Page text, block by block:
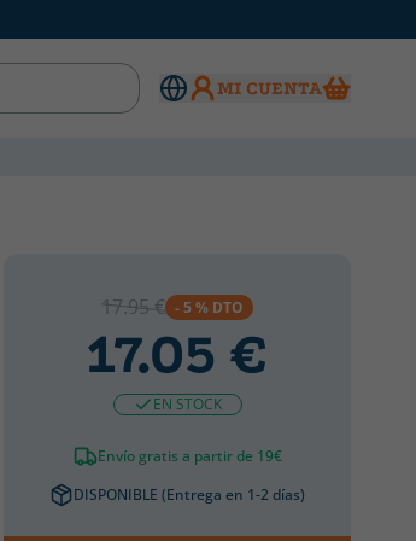
MI CUENTA
17.95 € - 5 % DTO
17.05 €
EN STOCK
Envío gratis a partir de 19€
DISPONIBLE (Entrega en 1-2 días)